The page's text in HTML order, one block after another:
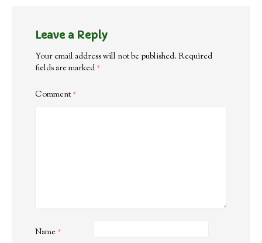
Leave a Reply
Your email address will not be published. Required
fields are marked *
Comment*
Name *